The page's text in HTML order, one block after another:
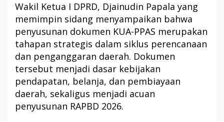
Wakil Ketua I DPRD, Djainudin Papala yang
memimpin sidang menyampaikan bahwa
penyusunan dokumen KUA-PPAS merupakan
tahapan strategis dalam siklus perencanaan
dan penganggaran daerah. Dokumen
tersebut menjadi dasar kebijakan
pendapatan, belanja, dan pembiayaan
daerah, sekaligus menjadi acuan
penyusunan RAPBD 2026.